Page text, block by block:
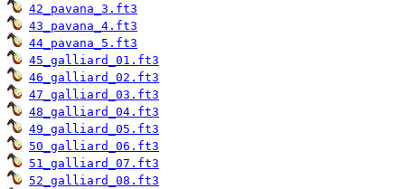
42_pavana_3.ft3
43_pavana_4.ft3
44_pavana_5.ft3
45_galliard_01.ft3
46_galliard_02.ft3
47_galliard_03.ft3
48_galliard_04.ft3
49_galliard_05.ft3
50_galliard_06.ft3
51_galliard_07.ft3
52_galliard_08.ft3